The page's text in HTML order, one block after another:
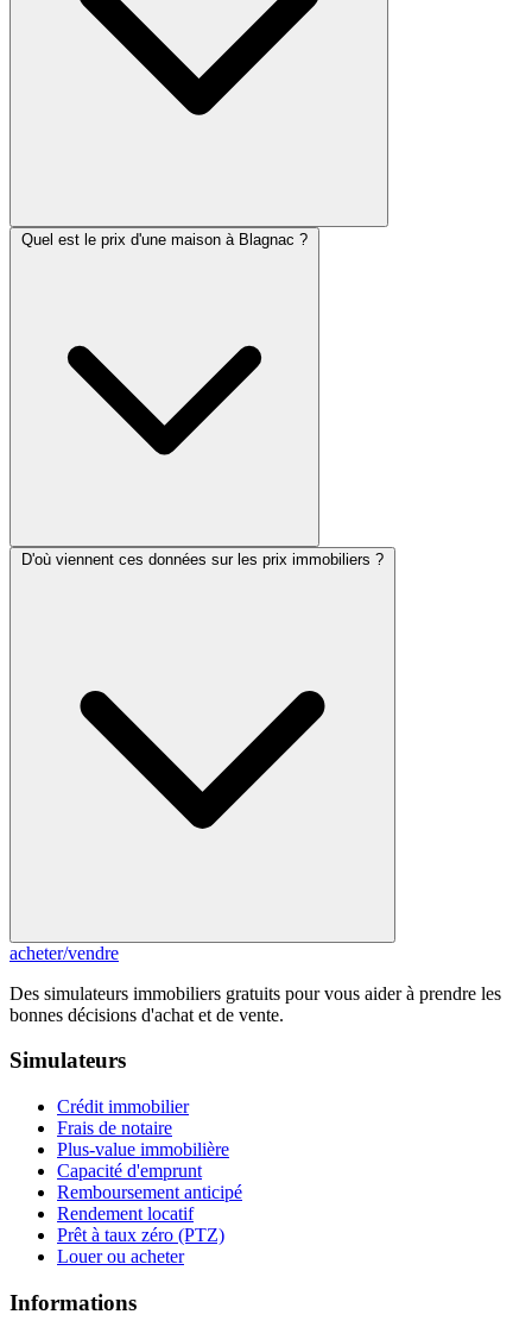
Quel est le prix d'une maison à Blagnac ?
D'où viennent ces données sur les prix immobiliers ?
acheter/vendre
Des simulateurs immobiliers gratuits pour vous aider à prendre les
bonnes décisions d'achat et de vente.
Simulateurs
Crédit immobilier
Frais de notaire
Plus-value immobilière
Capacité d'emprunt
Remboursement anticipé
Rendement locatif
Prêt à taux zéro (PTZ)
Louer ou acheter
Informations